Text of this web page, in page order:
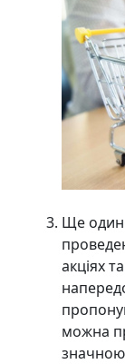
Ще один
акціях
можна